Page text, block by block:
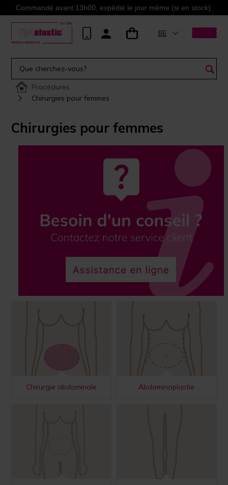
Commandé avant 13h00, expédié le jour même (si en stock).
BE
Procédures
Chirurgies pour femmes
Chirurgies pour femmes
Chirurgie abdominale Abdominoplastie